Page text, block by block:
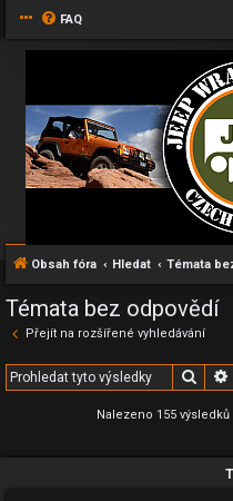
FAQ
Obsah fóra Hledat Témata
Témata bez odpovědí
Přejít na rozšířené vyhledávání
Nalezeno 155